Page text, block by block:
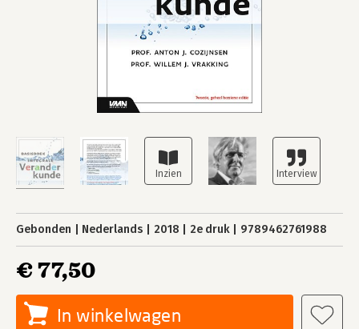
Gebonden Nederlands 2018 2e druk 9789462761988
€ 77,50
In winkelwagen